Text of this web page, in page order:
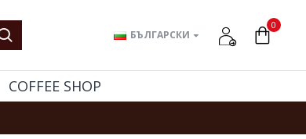
БЪЛГАРСКИ
0
COFFEE SHOP